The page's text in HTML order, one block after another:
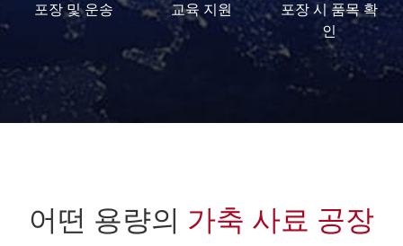
포장 및 운송 교육 지원
포장 시 품목 확
인
어떤 용량의 가축 사료 공장